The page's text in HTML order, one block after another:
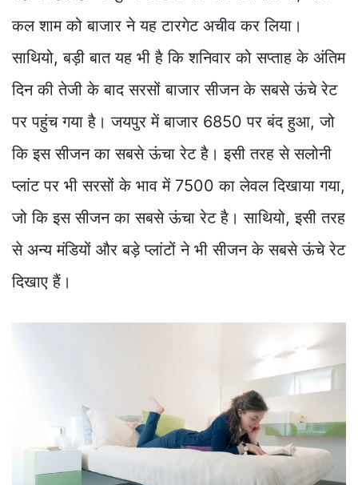
कल शाम को बाजार ने यह टारगेट अचीव कर लिया।
साथियो, बड़ी बात यह भी है कि शनिवार को सप्ताह के अंतिम
दिन की तेजी के बाद सरसों बाजार सीजन के सबसे ऊंचे रेट
पर पहुंच गया है। जयपुर में बाजार 6850 पर बंद हुआ, जो
कि इस सीजन का सबसे ऊंचा रेट है। इसी तरह से सलोनी
प्लांट पर भी सरसों के भाव में 7500 का लेवल दिखाया गया,
जो कि इस सीजन का सबसे ऊंचा रेट है। साथियो, इसी तरह
से अन्य मंडियों और बड़े प्लांटों ने भी सीजन के सबसे ऊंचे रेट
दिखाए हैं।